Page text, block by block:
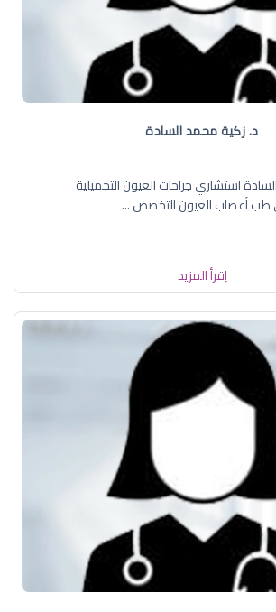
د. زكية محمد السادة
استشاري جراحات العيون التجميلية
طب أعصاب العيون التخصص ...
إقرأ المزيد